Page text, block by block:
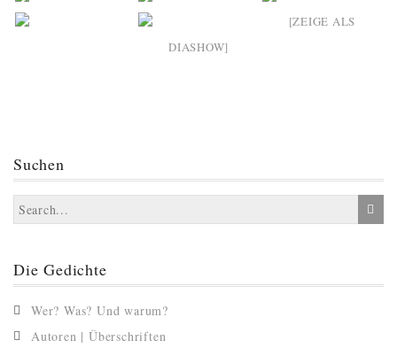
[ZEIGE ALS
DIASHOW]
Suchen
Die Gedichte
Wer? Was? Und warum?
Autoren | Überschriften